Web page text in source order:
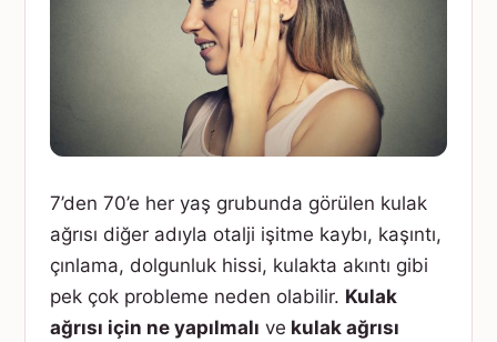
7’den 70’e her yaş grubunda görülen kulak
ağrısı diğer adıyla otalji işitme kaybı, kaşıntı,
çınlama, dolgunluk hissi, kulakta akıntı gibi
pek çok probleme neden olabilir. Kulak
ağrısı için ne yapılmalı ve kulak ağrısı